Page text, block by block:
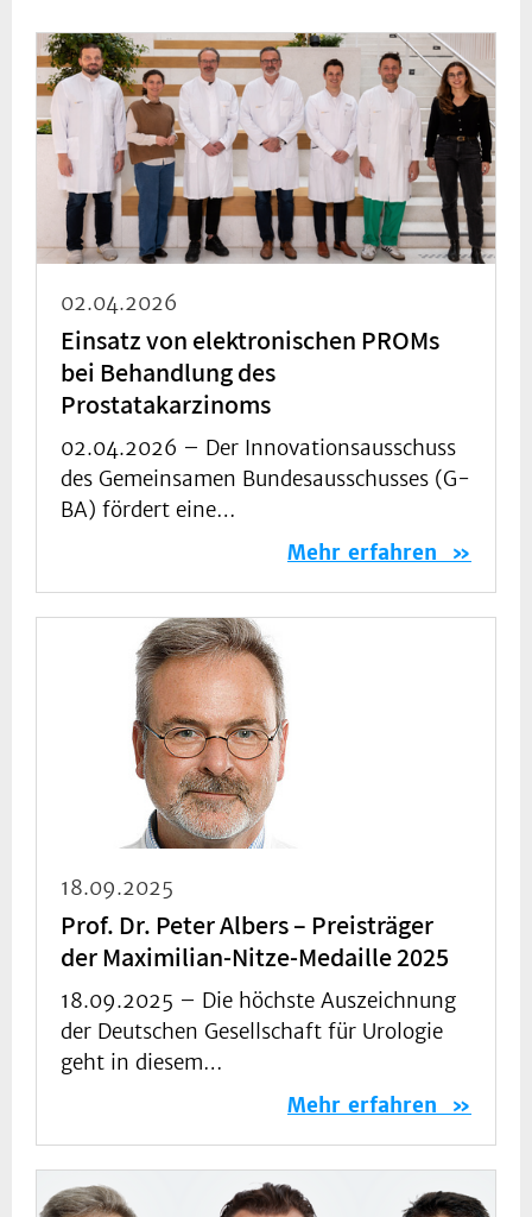
02.04.2026
Einsatz von elektronischen PROMs
bei Behandlung des
Prostatakarzinoms
02.04.2026 – Der Innovationsausschuss
des Gemeinsamen Bundesausschusses (G-
BA) fördert eine…
Mehr erfahren
18.09.2025
Prof. Dr. Peter Albers – Preisträger
der Maximilian-Nitze-Medaille 2025
18.09.2025 – Die höchste Auszeichnung
der Deutschen Gesellschaft für Urologie
geht in diesem…
Mehr erfahren